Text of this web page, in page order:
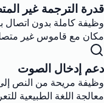
قدرة الترجمة غير
وظيفة كاملة بدون اتصال
مكان مع قاموس غير متصل
دعم إدخال الصوت
وظيفة مريحة من النص
معالجة اللغة الطبيعية